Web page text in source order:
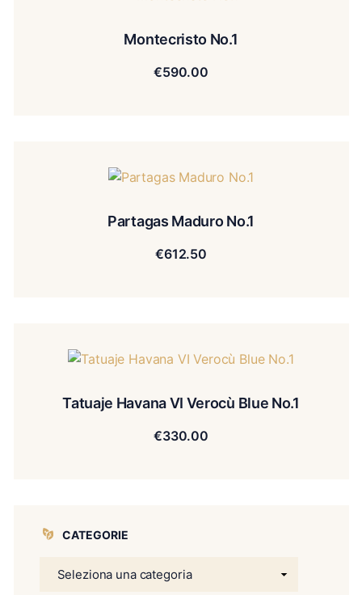
Montecristo No.1
€590.00
Partagas Maduro No.1
€612.50
Tatuaje Havana VI Verocù Blue No.1
€330.00
CATEGORIE